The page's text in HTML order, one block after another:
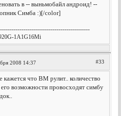
в -- выньмобайл андроид! --
Симба :)[/color]
1A1G16Mi
2008 14:37 #33
кажется что ВМ рулит.. количество
возможности провосходят симбу